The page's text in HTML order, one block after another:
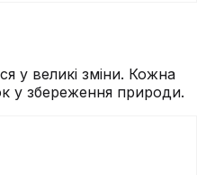
у великі зміни. Кожна
у збереження природи.